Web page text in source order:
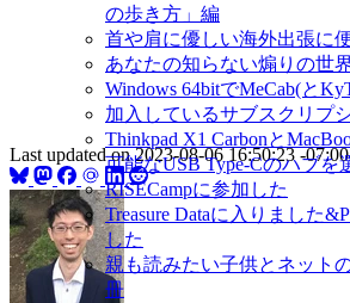
の歩き方」編
首や肩に優しい海外出張に
あなたの知らない煽りの世
Windows 64bitでMeCab(と
加入しているサブスクリプ
Thinkpad X1 Carbonと
可能なUSB Type-Cのハブを
RISECampに参加した
Treasure Dataに入りました
した
親も読みたい子供とネット
冊
Last updated on2023-08-06 16:50:23 -07:00